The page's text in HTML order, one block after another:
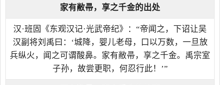
家有敝帚，享之千金的出处
汉·班固《东观汉记·光武帝纪》：“帝闻之，下诏让吴
汉副将刘禹曰：‘城降，婴儿老母，口以万数，一旦放
兵纵火，闻之可谓酸鼻。家有敝帚，享之千金。禹宗室
子孙，故尝更职，何忍行此！’”